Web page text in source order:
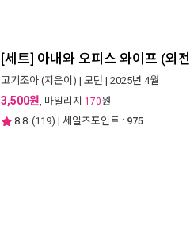
[세트] 아내와 오피스 와이프 (외
고기조아 (지은이) | 모던 | 2025년 4월
3,500원, 마일리지 170원
8.8 (119) | 세일즈포인트 : 975